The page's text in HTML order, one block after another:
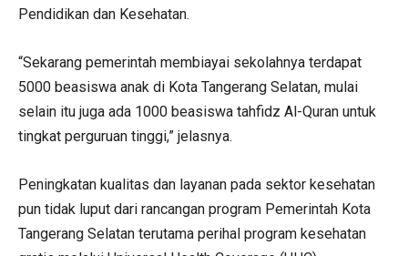
Pendidikan dan Kesehatan.
“Sekarang pemerintah membiayai sekolahnya terdapat
5000 beasiswa anak di Kota Tangerang Selatan, mulai
selain itu juga ada 1000 beasiswa tahfidz Al-Quran untuk
tingkat perguruan tinggi,” jelasnya.
Peningkatan kualitas dan layanan pada sektor kesehatan
pun tidak luput dari rancangan program Pemerintah Kota
Tangerang Selatan terutama perihal program kesehatan